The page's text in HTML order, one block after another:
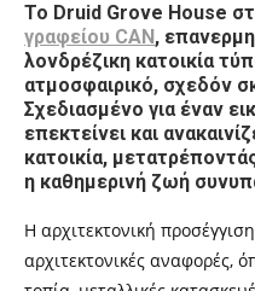
Το Druid Grove House
γραφείου CAN ,
λονδρέζικη κατοικία
ατμοσφαιρικό, σχεδόν
Σχεδιασμένο για έναν
επεκτείνει και
κατοικία,
η καθημερινή ζωή
Η αρχιτεκτονική
αρχιτεκτονικές αναφορές,